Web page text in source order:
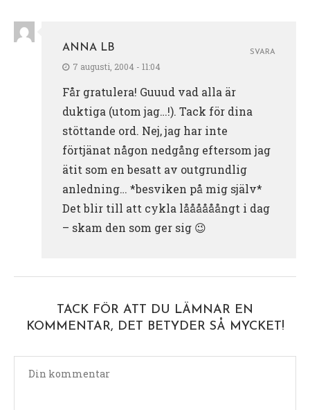
ANNA LB
7 augusti, 2004 - 11:04
Får gratulera! Guuud vad alla är
duktiga (utom jag…!). Tack för dina
stöttande ord. Nej, jag har inte
förtjänat någon nedgång eftersom jag
ätit som en besatt av outgrundlig
anledning… *besviken på mig själv*
Det blir till att cykla låååååångt i dag
– skam den som ger sig 😉
SVARA
TACK FÖR ATT DU LÄMNAR EN
KOMMENTAR, DET BETYDER SÅ MYCKET!